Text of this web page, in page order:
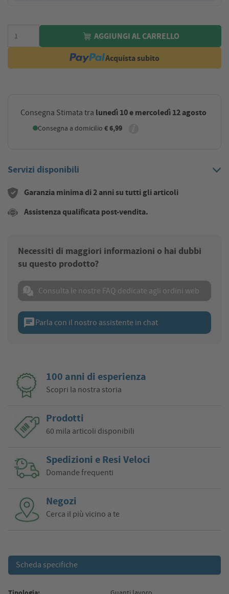
AGGIUNGI AL CARRELLO
Acquista subito
Consegna Stimata tra lunedì 10 e mercoledì 12 agosto
Consegna a domicilio € 6,99
Servizi disponibili
Garanzia minima di 2 anni su tutti gli articoli
Assistenza qualificata post-vendita.
Necessiti di maggiori informazioni o hai dubbi
su questo prodotto?
Consulta le nostre FAQ dedicate agli ordini web
chatParla con il nostro assistente in chat
100 anni di esperienza
Scopri la nostra storia
Prodotti
60 mila articoli disponibili
Spedizioni e Resi Veloci
Domande frequenti
Negozi
Cerca il più vicino a te
Scheda specifiche